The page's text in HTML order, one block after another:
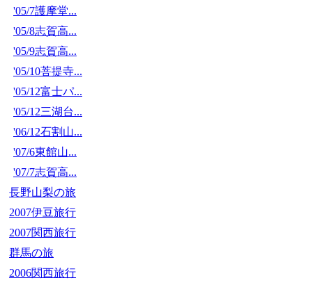
'05/7護摩堂...
'05/8志賀高...
'05/9志賀高...
'05/10菩提寺...
'05/12富士パ...
'05/12三湖台...
'06/12石割山...
'07/6東館山...
'07/7志賀高...
長野山梨の旅
2007伊豆旅行
2007関西旅行
群馬の旅
2006関西旅行